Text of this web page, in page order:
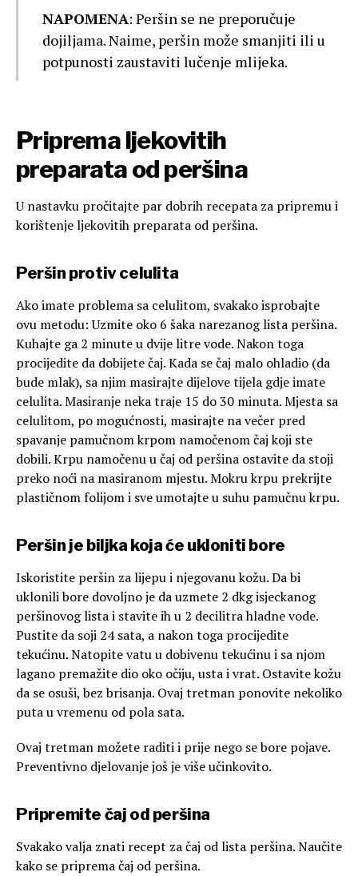
NAPOMENA: Peršin se ne preporučuje
dojiljama. Naime, peršin može smanjiti ili u
potpunosti zaustaviti lučenje mlijeka.
Priprema ljekovitih
preparata od peršina
U nastavku pročitajte par dobrih recepata za pripremu i
korištenje ljekovitih preparata od peršina.
Peršin protiv celulita
Ako imate problema sa celulitom, svakako isprobajte
ovu metodu: Uzmite oko 6 šaka narezanog lista peršina.
Kuhajte ga 2 minute u dvije litre vode. Nakon toga
procijedite da dobijete čaj. Kada se čaj malo ohladio (da
bude mlak), sa njim masirajte dijelove tijela gdje imate
celulita. Masiranje neka traje 15 do 30 minuta. Mjesta sa
celulitom, po mogućnosti, masirajte na večer pred
spavanje pamučnom krpom namočenom čaj koji ste
dobili. Krpu namočenu u čaj od peršina ostavite da stoji
preko noći na masiranom mjestu. Mokru krpu prekrijte
plastičnom folijom i sve umotajte u suhu pamučnu krpu.
Peršin je biljka koja će ukloniti bore
Iskoristite peršin za lijepu i njegovanu kožu. Da bi
uklonili bore dovoljno je da uzmete 2 dkg isjeckanog
peršinovog lista i stavite ih u 2 decilitra hladne vode.
Pustite da soji 24 sata, a nakon toga procijedite
tekućinu. Natopite vatu u dobivenu tekućinu i sa njom
lagano premažite dio oko očiju, usta i vrat. Ostavite kožu
da se osuši, bez brisanja. Ovaj tretman ponovite nekoliko
puta u vremenu od pola sata.
Ovaj tretman možete raditi i prije nego se bore pojave.
Preventivno djelovanje još je više učinkovito.
Pripremite čaj od peršina
Svakako valja znati recept za čaj od lista peršina. Naučite
kako se priprema čaj od peršina.